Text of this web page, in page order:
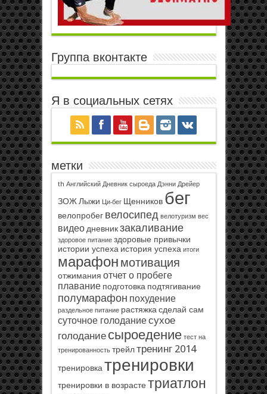
Группа вконтакте
Я в социальных сетях
метки
th Английский Дневник сыроеда Дэнни Дрейер
ЗОЖ Лыжи Ци-бег Щенников бег
велопробег велосипед велотуризм вес
видео дневник закаливание
здоровое питание здоровые привычки
истории успеха история успеха итоги
марафон мотивация
отжимания отчет о пробеге
плавание подготовка подтягивание
полумарафон похудение
раздельное питание растяжка сделай сам
суточное голоданиесухое
голодание сыроедение тест на
тренированность трейл тренинг 2014
тренировка тренировки
тренировки в возрасте триатлон